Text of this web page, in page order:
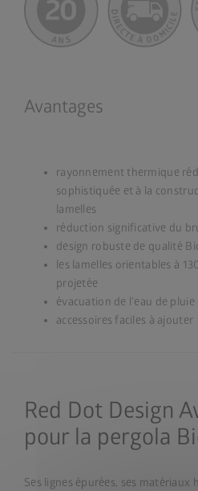
Avantages
rayonnement thermique
sophistiquée et à la
lamelles
réduction significative du
design robuste de qualité
les lamelles orientables à
projetée
évacuation de l'eau de
accessoires faciles à ajouter
Red Dot Design
pour la pergola
Ses lignes épurées, ses matériaux